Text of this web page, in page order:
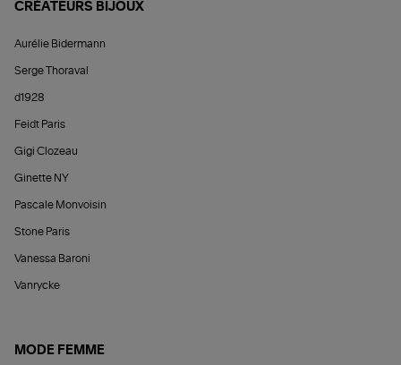
CRÉATEURS BIJOUX
Aurélie Bidermann
Serge Thoraval
d1928
Feidt Paris
Gigi Clozeau
Ginette NY
Pascale Monvoisin
Stone Paris
Vanessa Baroni
Vanrycke
MODE FEMME